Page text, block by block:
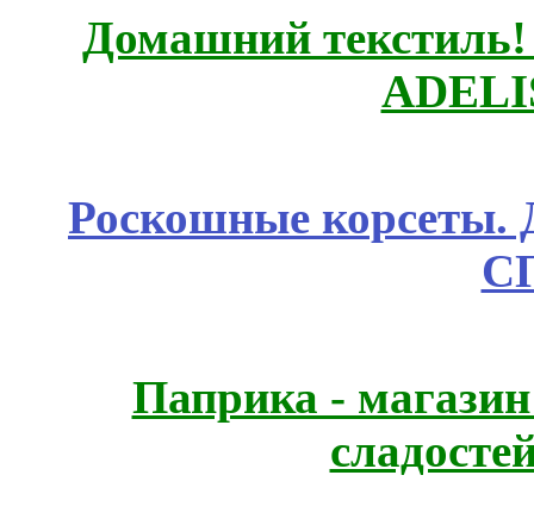
Домашний
Роскошные корсеты.
Паприка -